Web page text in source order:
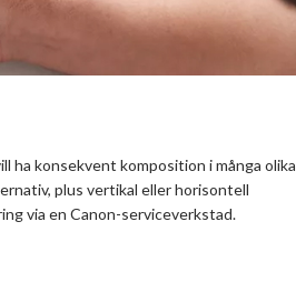
konsekvent komposition i många olika
plus vertikal eller horisontell
via en Canon-serviceverkstad.